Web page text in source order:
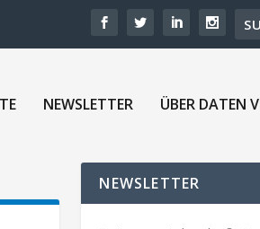
NEWSLETTER ÜBER DATEN
NEWSLETTER